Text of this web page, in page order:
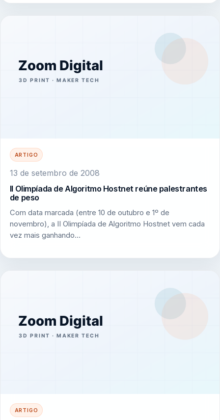
ARTIGO
13 de setembro de 2008
II Olimpíada de Algoritmo Hostnet reúne palestrantes
de peso
Com data marcada (entre 10 de outubro e 1º de
novembro), a II Olimpíada de Algoritmo Hostnet vem cada
vez mais ganhando…
ARTIGO